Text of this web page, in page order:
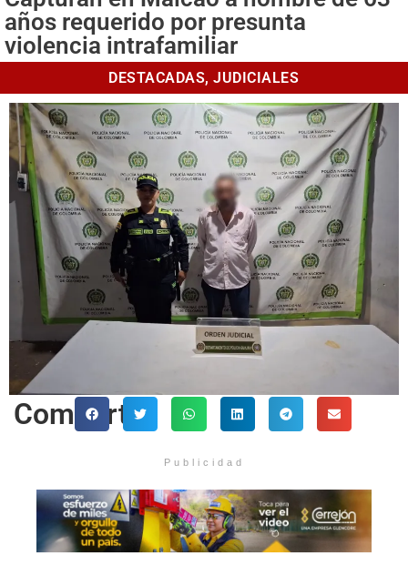
años requerido por presunta
violencia intrafamiliar
DESTACADAS, JUDICIALES
Comparte
Publicidad